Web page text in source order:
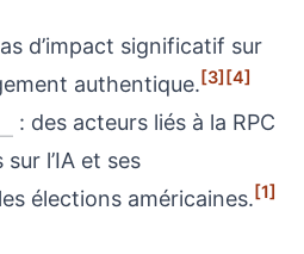
d’impact significatif sur
authentique.[3][4]
: des acteurs liés à la RPC
l’IA et ses
élections américaines.[1]